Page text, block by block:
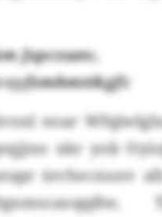
Jzpcsunv,
eoar
xkr yob
(evhecxunv